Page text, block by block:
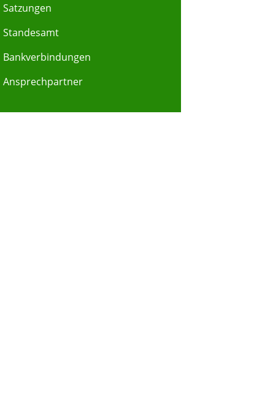
Satzungen
Standesamt
Bankverbindungen
Ansprechpartner